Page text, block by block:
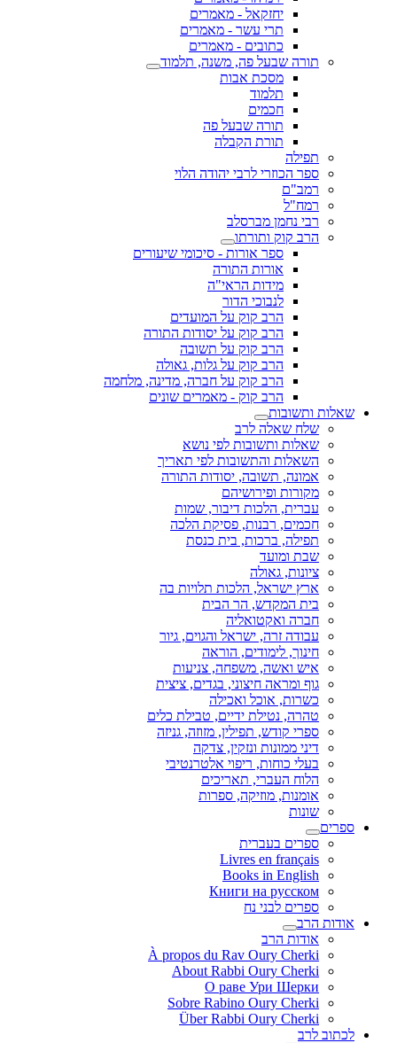
יחזקאל - מאמרים
תרי עשר - מאמרים
כתובים - מאמרים
תורה שבעל פה, משנה, תלמוד
מסכת אבות
תלמוד
חכמים
תורה שבעל פה
תורת הקבלה
תפילה
ספר הכוזרי לרבי יהודה הלוי
רמב"ם
רמח"ל
רבי נחמן מברסלב
הרב קוק ותורתו
ספר אורות - סיכומי שיעורים
אורות התורה
מידות הראי"ה
לנבוכי הדור
הרב קוק על המועדים
הרב קוק על יסודות התורה
הרב קוק על תשובה
הרב קוק על גלות, גאולה
הרב קוק על חברה, מדינה, מלחמה
הרב קוק - מאמרים שונים
שאלות ותשובות
שלח שאלה לרב
שאלות ותשובות לפי נושא
השאלות והתשובות לפי תאריך
אמונה, תשובה, יסודות התורה
מקורות ופירושיהם
עברית, הלכות דיבור, שמות
חכמים, רבנות, פסיקת הלכה
תפילה, ברכות, בית כנסת
שבת ומועד
ציונות, גאולה
ארץ ישראל, הלכות תלויות בה
בית המקדש, הר הבית
חברה ואקטואליה
עבודה זרה, ישראל והגוים, גיור
חינוך, לימודים, הוראה
איש ואשה, משפחה, צניעות
גוף ומראה חיצוני, בגדים, ציצית
כשרות, אוכל ואכילה
טהרה, נטילת ידיים, טבילת כלים
ספרי קודש, תפילין, מזוזה, גניזה
דיני ממונות ונזקין, צדקה
בעלי כוחות, ריפוי אלטרנטיבי
הלוח העברי, תאריכים
אומנות, מוזיקה, ספרות
שונות
ספרים
ספרים בעברית
Livres en français
Books in English
Книги на русском
ספרים לבני נח
אודות הרב
אודות הרב
À propos du Rav Oury Cherki
About Rabbi Oury Cherki
О раве Ури Шерки
Sobre Rabino Oury Cherki
Über Rabbi Oury Cherki
לכתוב לרב